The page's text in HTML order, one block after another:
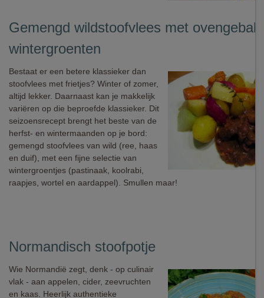
Gemengd wildstoofvlees met
wintergroenten
Bestaat er een betere klassieker dan
stoofvlees met frietjes? Winter of zomer,
altijd lekker. Daarnaast kan je makkelijk
variëren op die beproefde klassieker. Dit
seizoensrecept brengt het beste van de
herfst- en wintermaanden op je bord:
gemengd stoofvlees van wild (ree, haas
en duif), met een fijne selectie van
wintergroentjes (pastinaak, koolrabi,
raapjes, wortel en aardappel). Smullen maar!
Normandisch stoofpotje
Wie Normandië zegt, denk - op culinair
vlak - aan appelen, cider, zeevruchten
en kaas. Heerlijk authentieke